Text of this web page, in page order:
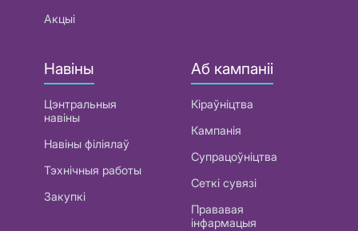
Акцыі
Навіны
Цэнтральныя
навіны
Навіны філіялаў
Тэхнічныя работы
Закупкі
Аб кампаніі
Кіраўніцтва
Кампанія
Супрацоўніцтва
Сеткі сувязі
Прававая
інфармацыя